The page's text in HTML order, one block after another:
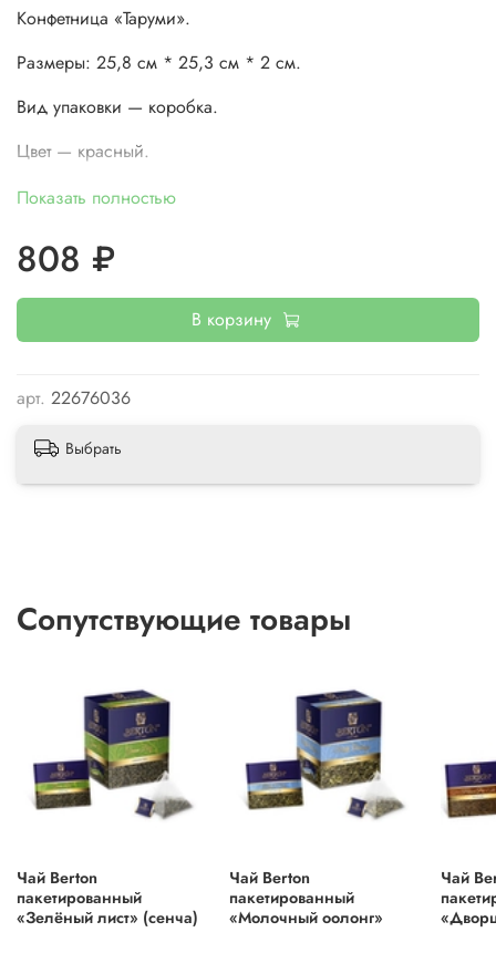
арт. 22676036
Конфетница «Таруми».
Размеры: 25,8 см * 25,3 см * 2 см.
Вид упаковки — коробка.
Цвет — красный.
Применение бытовое. Мыть без применения абразивных
Показать полностью
808 ₽
В корзину
Выбрать
Сопутствующие товары
Чай Berton
пакетированный
«Зелёный лист» (сенча)
Чай Berton
пакетированный
«Молочный оолонг»
Чай